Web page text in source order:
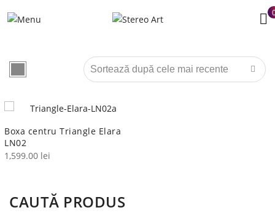
Boxa centru Triangle Elara
LN02
1,599.00 lei
CAUTĂ PRODUS